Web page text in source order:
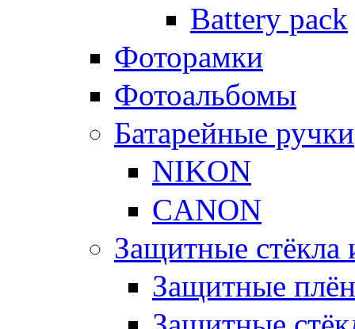
Battery pack
Фоторамки
Фотоальбомы
Батарейные ручки
NIKON
CANON
Защитные стёкла
Защитные